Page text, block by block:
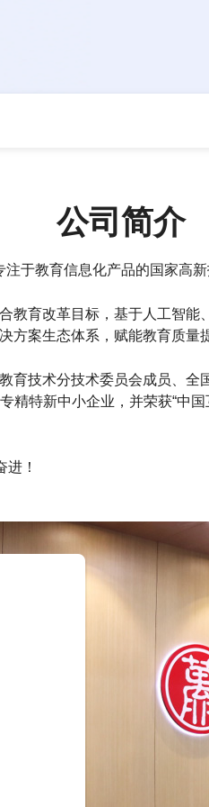
公司简介
于教育信息化产品的国家高
育改革目标，基于人工智
方案生态体系，赋能教育质量
技术分技术委员会成员、
特新中小企业，并荣获“中
！